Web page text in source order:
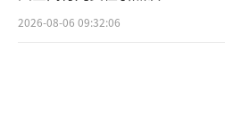
2026-08-06 09:32:06